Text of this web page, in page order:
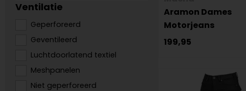
Ventilatie
Geperforeerd
Geventileerd
Luchtdoorlatend textiel
Meshpanelen
Niet geperforeerd
Aramon Dames
Motorjeans
199,95